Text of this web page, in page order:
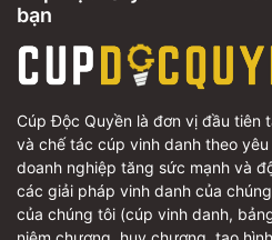
bạn
Cúp Độc Quyền là đơn vị đầu tiên
và chế tác cúp vinh danh theo
doanh nghiệp tăng sức mạnh và
các giải pháp vinh danh của
của chúng tôi (cúp vinh danh,